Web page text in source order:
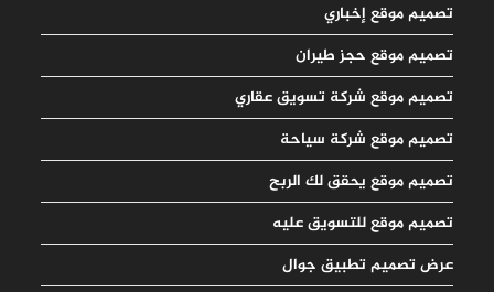
تصميم موقع إخباري
تصميم موقع حجز طيران
تصميم موقع شركة تسويق عقاري
تصميم موقع شركة سياحة
تصميم موقع يحقق لك الربح
تصميم موقع للتسويق عليه
عرض تصميم تطبيق جوال